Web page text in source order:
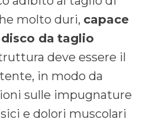
molto duri, capace
da taglio
deve essere il
in modo da
sulle impugnature
e dolori muscolari